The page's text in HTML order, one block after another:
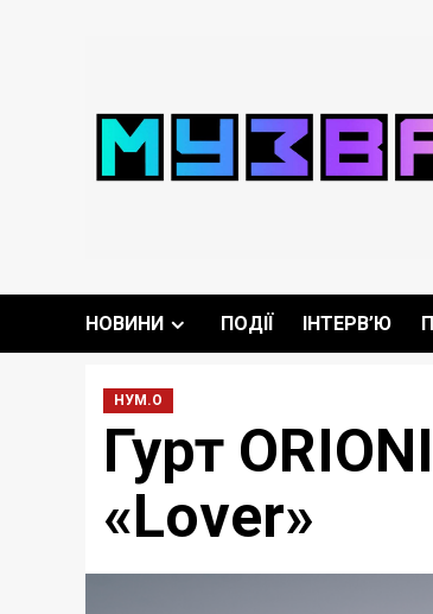
НОВИНИ ПОДІЇ ІНТЕРВ’Ю
НУМ.О
Гурт
«Lover»